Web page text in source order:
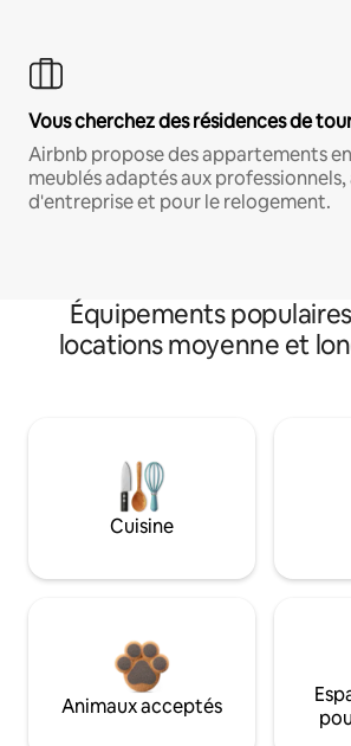
Vous cherchez des résidences de
Airbnb propose des appartements
meublés adaptés aux
d'entreprise et pour le relogement.
Équipements
locations moyenne et
Cuisine
Animaux acceptés